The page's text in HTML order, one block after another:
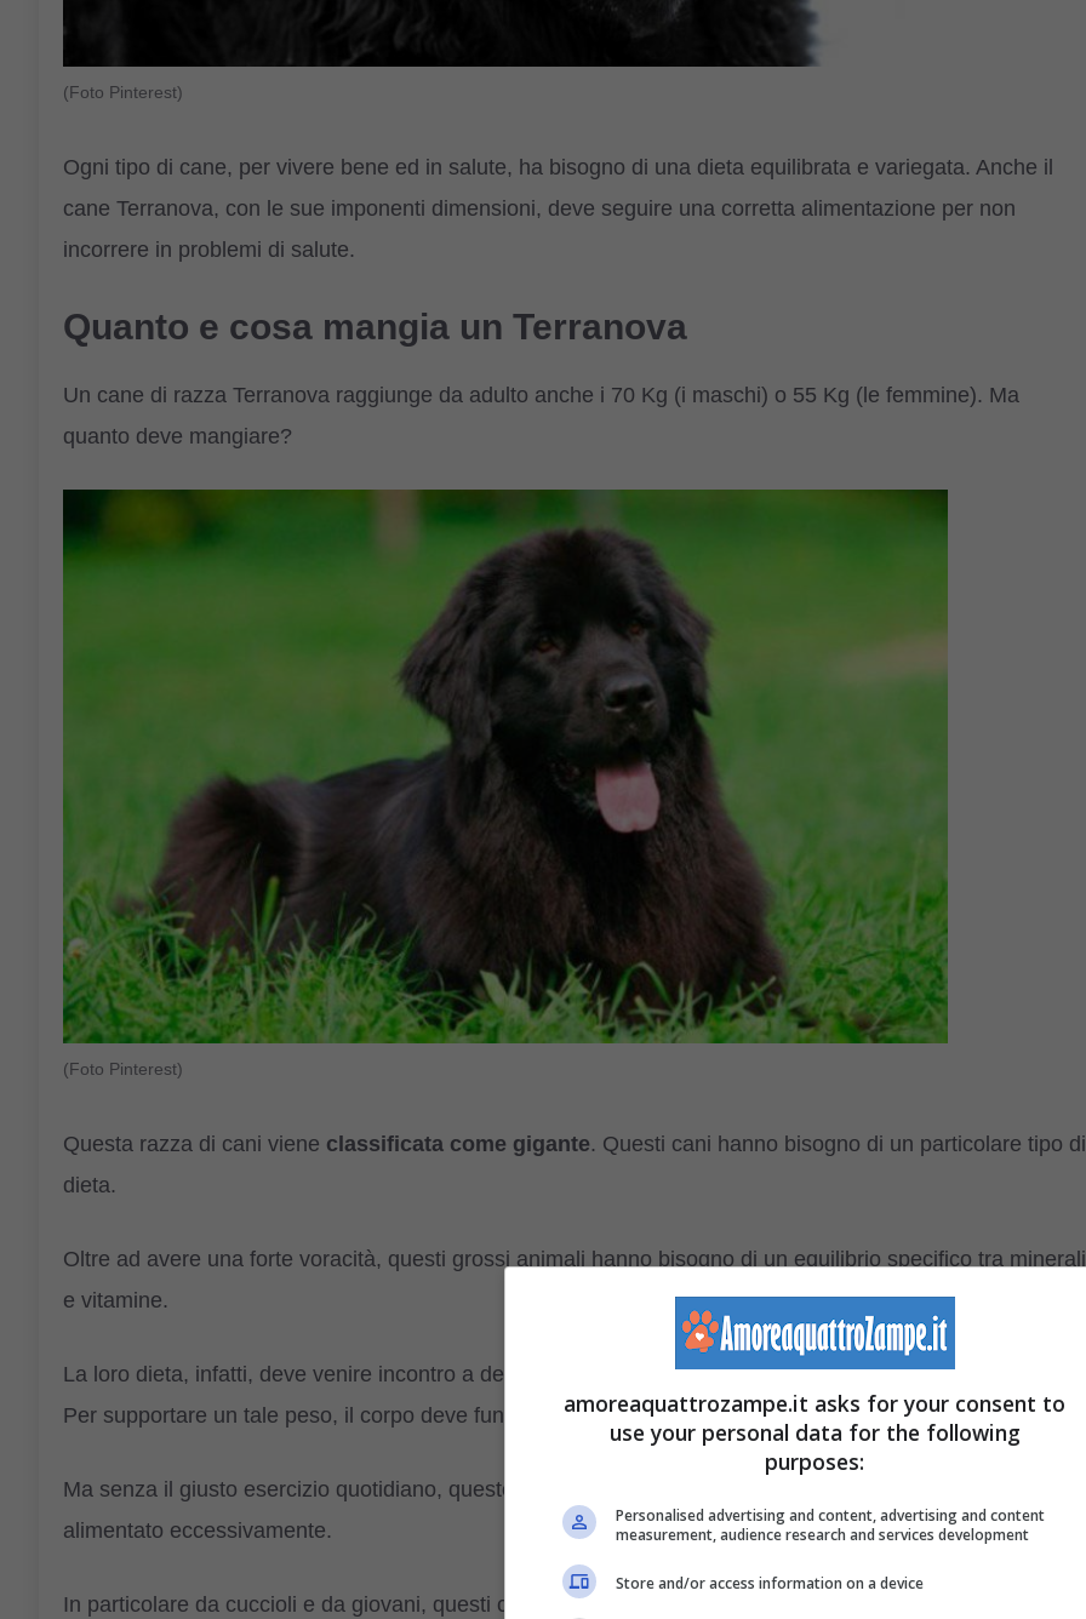
(Foto Pinterest)
Ogni tipo di cane, per vivere bene ed in salute, ha bisogno di una dieta equilibrata e variegata. Anche il
cane Terranova, con le sue imponenti dimensioni, deve seguire una corretta alimentazione per non
incorrere in problemi di salute.
Quanto e cosa mangia un Terranova
Un cane di razza Terranova raggiunge da adulto anche i 70 Kg (i maschi) o 55 Kg (le femmine). Ma
quanto deve mangiare?
(Foto Pinterest)
Questa razza di cani viene classificata come gigante. Questi cani hanno bisogno di un particolare tipo di
dieta.
Oltre ad avere una forte voracità, questi grossi animali hanno bisogno di un equilibrio specifico tra minerali
e vitamine.
La loro dieta, infatti, deve venire incontro a delle specifiche esigenze delle loroarticolazioni e cartilagini
Per supportare un tale peso, il corpo deve funzionare al meglio.
Ma senza il giusto esercizio quotidiano, questo cane può avere problemi quali obesità o sovrappeso, se
alimentato eccessivamente.
In particolare da cuccioli e da giovani, questi cani hanno bisogno di abbastanza esercizio fisico per restare
amoreaquattrozampe.it asks for your consent to
use your personal data for the following
purposes:
Personalised advertising and content, advertising and content
measurement, audience research and services development
Store and/or access information on a device